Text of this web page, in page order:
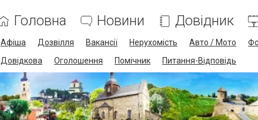
Головна Новини Довідник
Афіша Дозвілля Вакансії Нерухомість Авто / Мото
Довідкова
Оголошення Помічник Питання-Відповідь